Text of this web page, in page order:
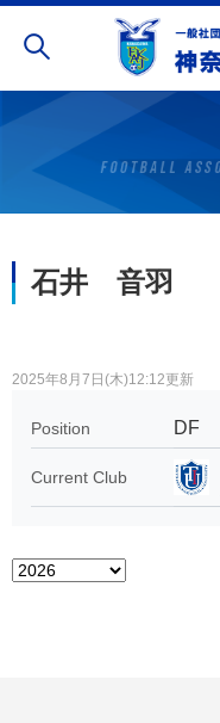
石井 音羽
2025年8月7日(木)12:12更新
Position DF
Current Club